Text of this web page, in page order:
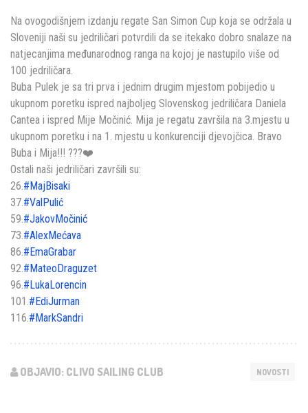
Na ovogodišnjem izdanju regate San Simon Cup koja se održala u
Sloveniji naši su jedriličari potvrdili da se itekako dobro snalaze na
natjecanjima međunarodnog ranga na kojoj je nastupilo više od
100 jedriličara.
Buba Pulek je sa tri prva i jednim drugim mjestom pobijedio u
ukupnom poretku ispred najboljeg Slovenskog jedriličara Daniela
Cantea i ispred Mije Močinić. Mija je regatu završila na 3.mjestu u
ukupnom poretku i na 1. mjestu u konkurenciji djevojčica. Bravo
Buba i Mija!!! ???❤️
Ostali naši jedriličari završili su:
26.# MajBisaki
37.#ValPulić
59.#JakovMočinić
73.#AlexMećava
86.# EmaGrabar
92.# MateoDraguzet
96.# LukaLorencin
101.# EdiJurman
116.# MarkSandri
OBJAVIO: CLIVO SAILING CLUB NOVOSTI